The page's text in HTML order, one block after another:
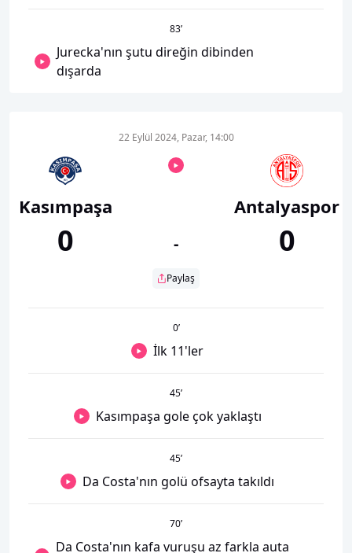
83’
Jurecka'nın şutu direğin dibinden
dışarda
Kasımpaşa
0
22 Eylül 2024, Pazar, 14:00
-
Paylaş
Antalyaspor
0
0’
İlk 11'ler
45’
Kasımpaşa gole çok yaklaştı
45’
Da Costa'nın golü ofsayta takıldı
70’
Da Costa'nın kafa vuruşu az farkla auta